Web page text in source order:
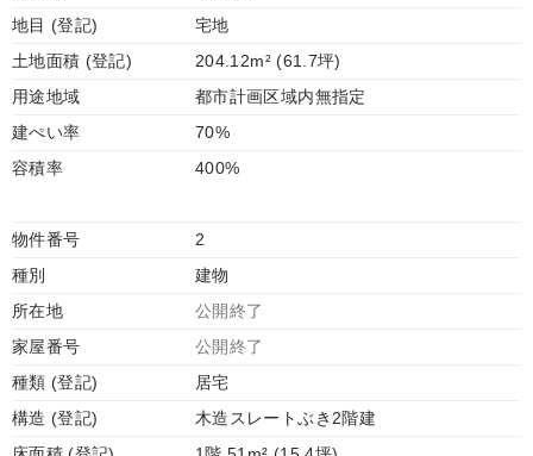
地目 (登記)
宅地
土地面積 (登記)
204.12m² (61.7坪)
用途地域
都市計画区域内無指定
建ぺい率
70%
容積率
400%
物件番号
2
種別
建物
所在地
公開終了
家屋番号
公開終了
種類 (登記)
居宅
構造 (登記)
木造スレートぶき2階建